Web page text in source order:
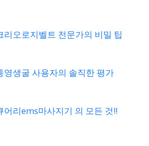
리오로지벨트 전문가의 비밀 팁
영생굴 사용자의 솔직한 평가
어리ems마사지기 의 모든 것!!